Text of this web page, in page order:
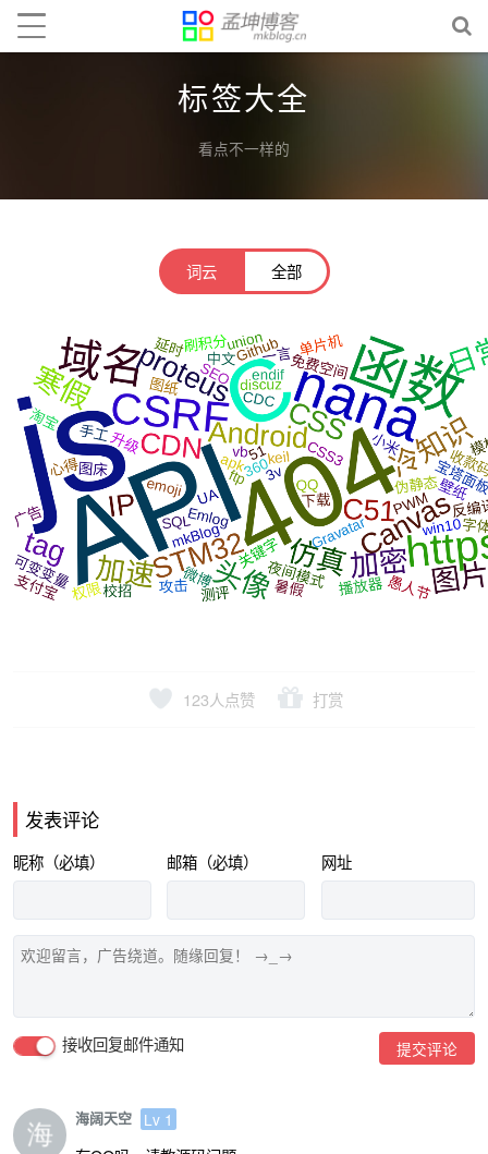
标签大全
看点不一样的
词云 全部
123人点赞 打赏
发表评论
昵称（必填） 邮箱（必填） 网址
接收回复邮件通知 提交评论
海阔天空 Lv 1